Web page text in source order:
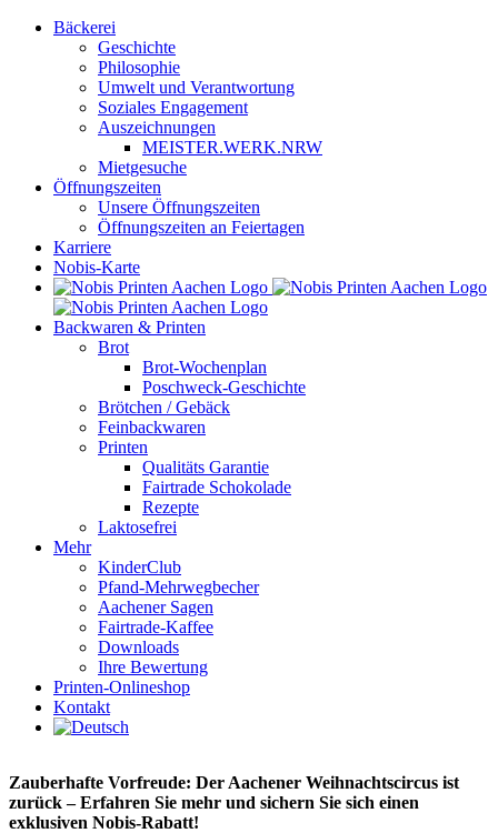
Zum
Bäckerei
Geschichte
Philosophie
Umwelt und Verantwortung
Soziales Engagement
Auszeichnungen
MEISTER.WERK.NRW
Mietgesuche
Öffnungszeiten
Unsere Öffnungszeiten
Öffnungszeiten an Feiertagen
Karriere
Nobis-Karte
Backwaren & Printen
Brot
Brot-Wochenplan
Poschweck-Geschichte
Brötchen / Gebäck
Feinbackwaren
Printen
Qualitäts Garantie
Fairtrade Schokolade
Rezepte
Laktosefrei
Mehr
KinderClub
Pfand-Mehrwegbecher
Aachener Sagen
Fairtrade-Kaffee
Downloads
Ihre Bewertung
Printen-Onlineshop
Kontakt
Zauberhafte Vorfreude: Der Aachener Weihnachtscircus ist
zurück – Erfahren Sie mehr und sichern Sie sich einen
exklusiven Nobis-Rabatt!